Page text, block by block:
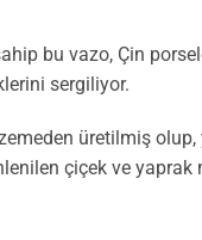
bu vazo, Çin
sergiliyor.
üretilmiş
çiçek ve